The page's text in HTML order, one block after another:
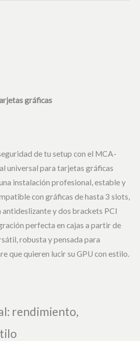
gráficas
de tu setup con el MCA-
universal para tarjetas gráficas
instalación profesional, estable y
con gráficas de hasta 3 slots,
antideslizante y dos brackets PCI
perfecta en cajas a partir de
robusta y pensada para
que quieren lucir su GPU con estilo.
rendimiento,